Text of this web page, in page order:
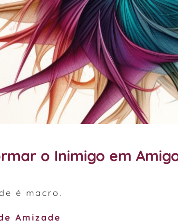
o Inimigo em
é macro.
Amizade